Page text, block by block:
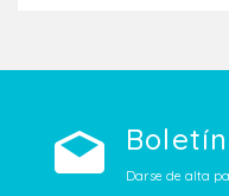
Boletín
Darse de alta